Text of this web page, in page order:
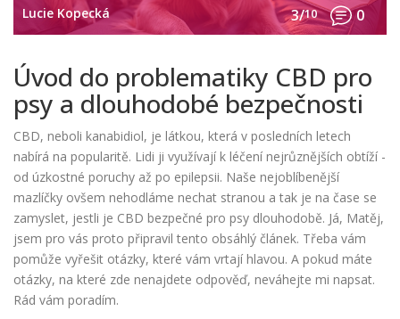
Lucie Kopecká 3/10 0
Úvod do problematiky CBD pro
psy a dlouhodobé bezpečnosti
CBD, neboli kanabidiol, je látkou, která v posledních letech
nabírá na popularitě. Lidi ji využívají k léčení nejrůznějších obtíží -
od úzkostné poruchy až po epilepsii. Naše nejoblíbenější
mazlíčky ovšem nehodláme nechat stranou a tak je na čase se
zamyslet, jestli je CBD bezpečné pro psy dlouhodobě. Já, Matěj,
jsem pro vás proto připravil tento obsáhlý článek. Třeba vám
pomůže vyřešit otázky, které vám vrtají hlavou. A pokud máte
otázky, na které zde nenajdete odpověď, neváhejte mi napsat.
Rád vám poradím.